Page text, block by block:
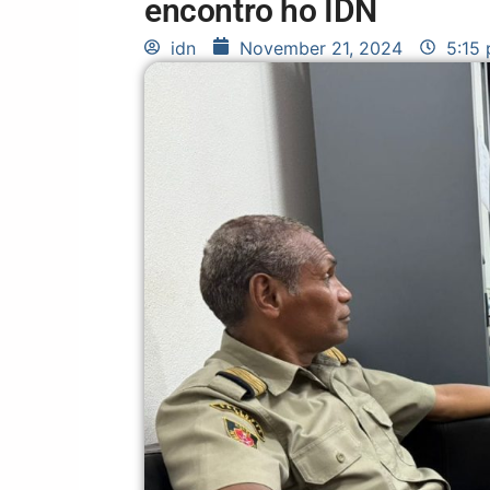
encontro ho IDN
idn November 21, 2024 5:15